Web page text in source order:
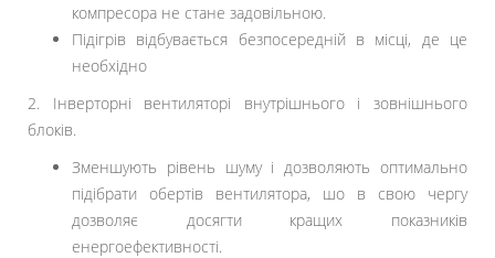
компресора не стане задовільною.
Підігрів відбувається безпосередній в місці, де це
необхідно
2. Інверторні вентиляторі внутрішнього і зовнішнього
блоків.
Зменшують рівень шуму і дозволяють оптимально
підібрати обертів вентилятора, шо в свою чергу
дозволяє досягти кращих показників
енергоефективності.